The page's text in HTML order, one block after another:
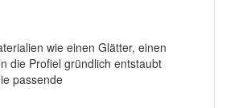
wie einen Glätter, einen
die Profiel gründlich entstaubt
passende